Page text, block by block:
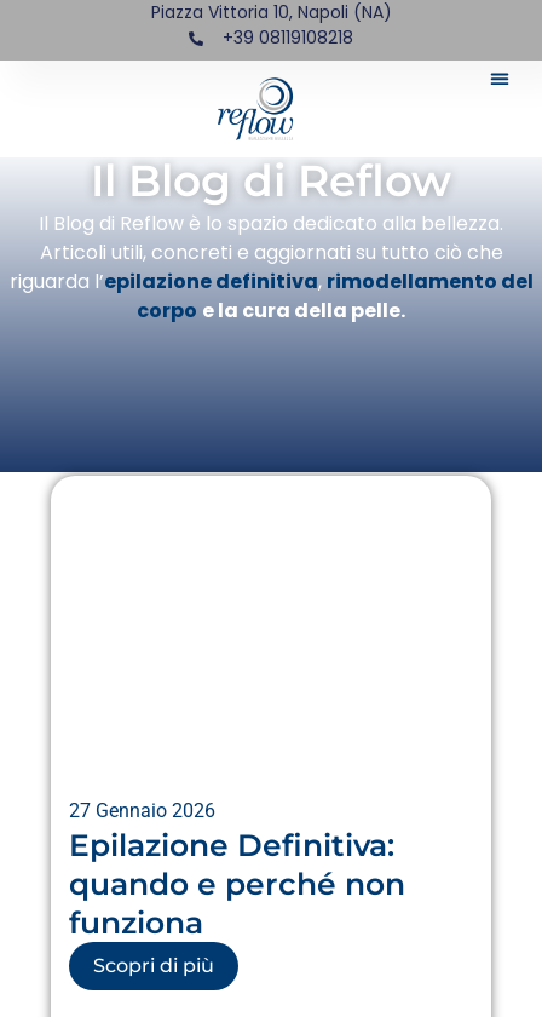
Piazza Vittoria 10, Napoli (NA)
+39 08119108218
Il Blog di Reflow
Il Blog di Reflow è lo spazio dedicato alla bellezza.
Articoli utili, concreti e aggiornati su tutto ciò che
riguarda l’epilazione definitiva, rimodellamento del
corpo e la cura della pelle.
27 Gennaio 2026
Epilazione Definitiva:
quando e perché non
funziona
Scopri di più